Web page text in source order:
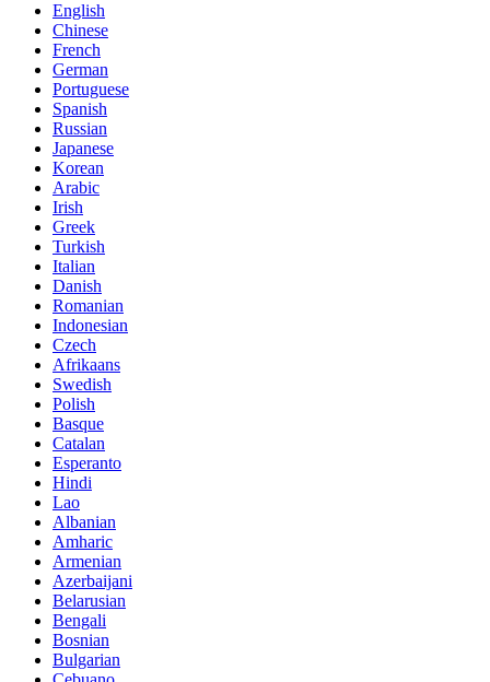
English
Chinese
French
German
Portuguese
Spanish
Russian
Japanese
Korean
Arabic
Irish
Greek
Turkish
Italian
Danish
Romanian
Indonesian
Czech
Afrikaans
Swedish
Polish
Basque
Catalan
Esperanto
Hindi
Lao
Albanian
Amharic
Armenian
Azerbaijani
Belarusian
Bengali
Bosnian
Bulgarian